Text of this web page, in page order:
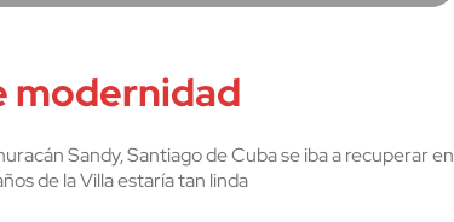
modernidad
Sandy, Santiago de Cuba se iba a recuperar en
de la Villa estaría tan linda